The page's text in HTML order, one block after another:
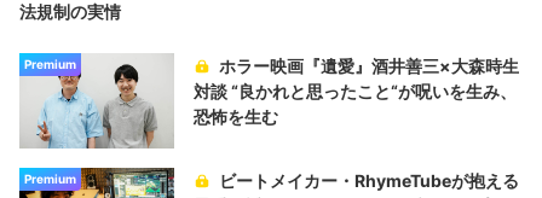
法規制の実情
Premium
ホラー映画『遺愛』酒井善三×大森時生
対談 “良かれと思ったこと“が呪いを生み、
恐怖を生む
Premium
ビートメイカー・RhymeTubeが抱える